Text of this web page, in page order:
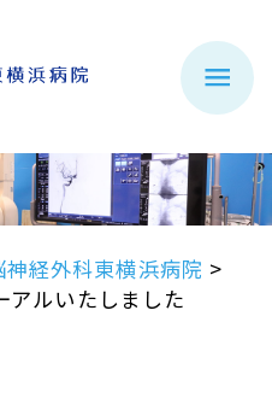
経外科東横浜病院 >
アルいたしました